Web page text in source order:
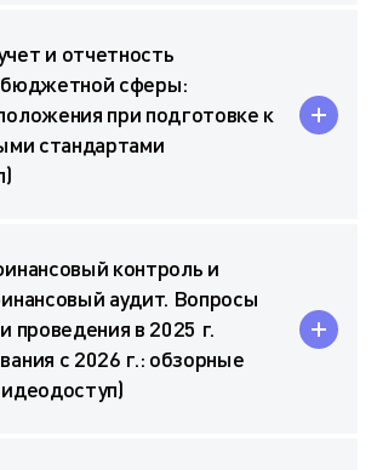
и отчетность
бюджетной сферы:
при подготовке к
стандартами
контроль и
аудит. Вопросы
проведения в 2025 г.
с 2026 г.: обзорные